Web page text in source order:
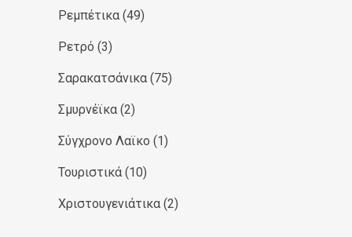
Ρεμπέτικα (49)
Ρετρό (3)
Σαρακατσάνικα (75)
Σμυρνέϊκα (2)
Σύγχρονο Λαϊκο (1)
Τουριστικά (10)
Χριστουγενιάτικα (2)